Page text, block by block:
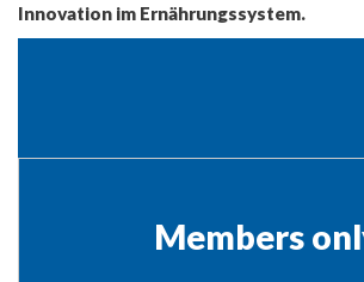
Innovation im Ernährungssystem.
Members